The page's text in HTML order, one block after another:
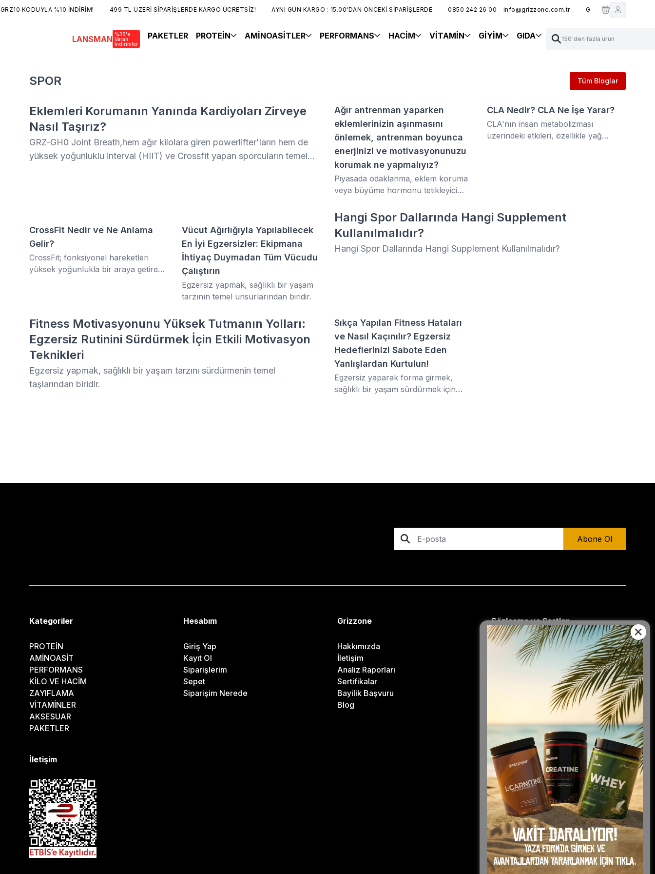
KODUYLA %10 İNDİRİM! 499 TL ÜZERİ SİPARİŞLERDE KARGO ÜCRETSİZ! AYNI GÜN KARGO : 15.00'DAN ÖNCEKİ SİPARİŞLERDE 0850 242 26 00 - info@grizzone.com.tr GRZ10 KODUYLA %10
LANSMAN %35'e
Varan
İndirimler
PAKETLER PROTEİN AMİNOASİTLER PERFORMANS HACİM VİTAMİN GİYİM GIDA 150'den fazla ürün
SPOR Tüm Bloglar
Eklemleri Korumanın Yanında Kardiyoları Zirveye
Nasıl Taşırız?
GRZ-GH0 Joint Breath,hem ağır kilolara giren powerlifter'ların hem de
yüksek yoğunluklu interval (HIIT) ve Crossfit yapan sporcuların temel
Ağır antrenman yaparken
eklemlerinizin aşınmasını
önlemek, antrenman boyunca
enerjinizi ve motivasyonunuzu
korumak ne yapmalıyız?
Piyasada odaklanma, eklem koruma
veya büyüme hormonu tetikleyici
bulursunuz. GRZ-204 Sarcastik’in en
büyük avantajı, bu kritik ihtiyaçların
hepsini tek bir serviste
birleştirmesidir.
CLA Nedir? CLA Ne İşe Yarar?
CLA'nın insan metabolizması
üzerindeki etkileri, özellikle yağ
Hangi Spor Dallarında Hangi Supplement
Kullanılmalıdır?
Hangi Spor Dallarında Hangi Supplement Kullanılmalıdır?
CrossFit Nedir ve Ne Anlama
Gelir?
CrossFit; fonksiyonel hareketleri
yüksek yoğunlukla bir araya getiren,
zıplama, kaldırma vb.) tanımlar.
Vücut Ağırlığıyla Yapılabilecek
En İyi Egzersizler: Ekipmana
İhtiyaç Duymadan Tüm Vücudu
Çalıştırın
Egzersiz yapmak, sağlıklı bir yaşam
tarzının temel unsurlarından biridir.
Fitness Motivasyonunu Yüksek Tutmanın Yolları:
Egzersiz Rutinini Sürdürmek İçin Etkili Motivasyon
Teknikleri
Egzersiz yapmak, sağlıklı bir yaşam tarzını sürdürmenin temel
taşlarından biridir.
Sıkça Yapılan Fitness Hataları
ve Nasıl Kaçınılır? Egzersiz
Hedeflerinizi Sabote Eden
Yanlışlardan Kurtulun!
Egzersiz yaparak forma girmek,
sağlıklı bir yaşam sürdürmek için
Abone Ol
Kategoriler
PROTEİN
AMİNOASİT
PERFORMANS
KİLO VE HACİM
ZAYIFLAMA
VİTAMİNLER
AKSESUAR
PAKETLER
Hesabım
Giriş Yap
Kayıt Ol
Siparişlerim
Sepet
Siparişim Nerede
Grizzone
Hakkımızda
İletişim
Analiz Raporları
Sertifikalar
Bayilik Başvuru
Blog
Sözleşme ve Şartlar
Mesafeli Satış Sözleşmesi
İade Politikası
Gizlilik Politikası
Hizmet Kullanım Şartları
Kişisel Veriler Politikası
İletişim